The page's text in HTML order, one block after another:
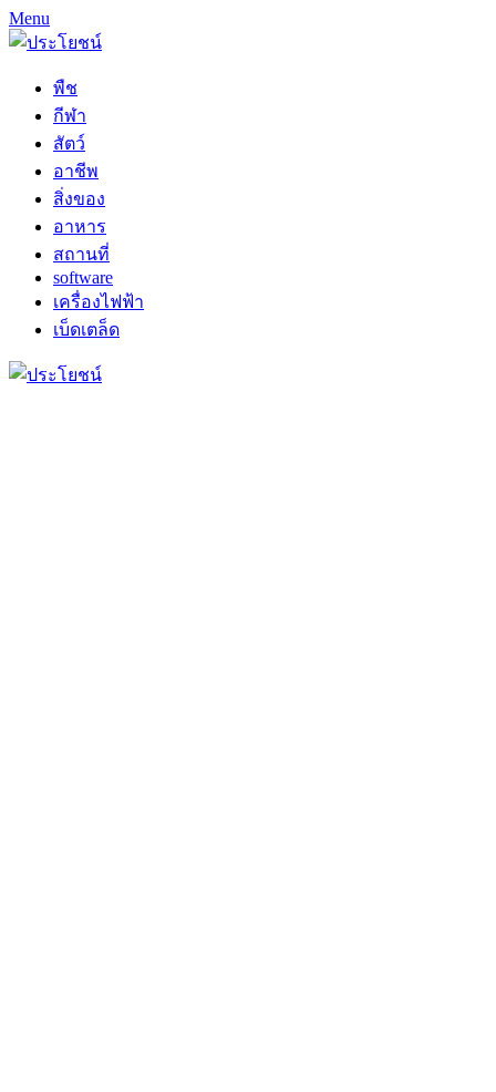
Menu
พืช
กีฬา
สัตว์
อาชีพ
สิ่งของ
อาหาร
สถานที่
software
เครื่องไฟฟ้า
เบ็ดเตล็ด